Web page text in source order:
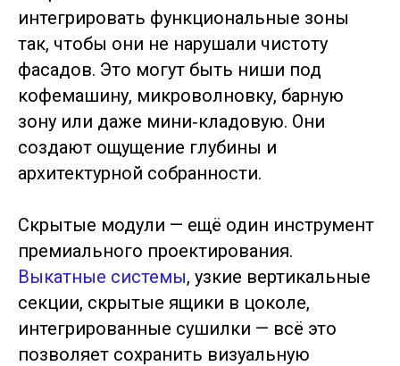
интегрировать функциональные зоны
так, чтобы они не нарушали чистоту
фасадов. Это могут быть ниши под
кофемашину, микроволновку, барную
зону или даже мини‑кладовую. Они
создают ощущение глубины и
архитектурной собранности.
Скрытые модули — ещё один инструмент
премиального проектирования.
Выкатные системы, узкие вертикальные
секции, скрытые ящики в цоколе,
интегрированные сушилки — всё это
позволяет сохранить визуальную